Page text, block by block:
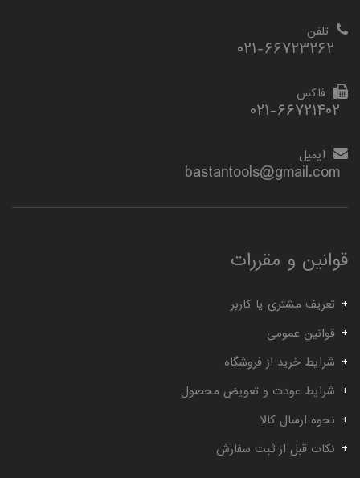
تلفن
فاکس
۰۲۱-۶۶۷۲۱۴۰۲
ایمیل
bastantools@gmail.com
قوانین و مقررات
تعریف مشتری یا کاربر
قوانین عمومی
شرایط خرید از فروشگاه
شرایط عودت و تعویض محصول
نحوه ارسال کالا
نکات قبل از ثبت سفارش